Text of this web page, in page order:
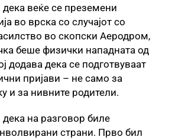
веќе се преземени
во врска со случајот со
во скопски Аеродром,
беше физички нападната од
додава дека се подготвуваат
пријави – не само за
и за нивните родители.
на разговор биле
страни. Прво бил